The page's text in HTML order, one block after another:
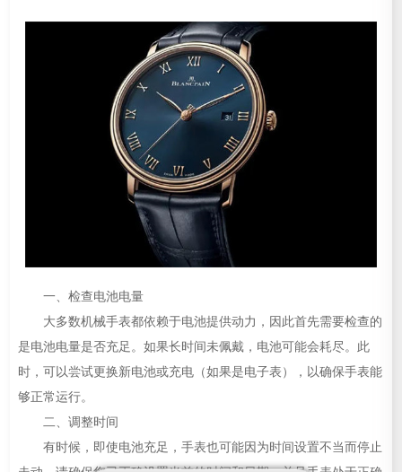
一、检查电池电量
大多数机械手表都依赖于电池提供动力，因此首先需要检查的
是电池电量是否充足。如果长时间未佩戴，电池可能会耗尽。此
时，可以尝试更换新电池或充电（如果是电子表），以确保手表能
够正常运行。
二、调整时间
有时候，即使电池充足，手表也可能因为时间设置不当而停止